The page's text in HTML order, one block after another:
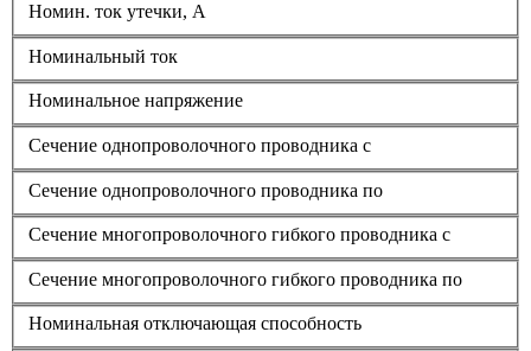
Номин. ток утечки, A
Номинальный ток
Номинальное напряжение
Сечение однопроволочного проводника с
Сечение однопроволочного проводника по
Сечение многопроволочного гибкого проводника с
Сечение многопроволочного гибкого проводника по
Номинальная отключающая способность